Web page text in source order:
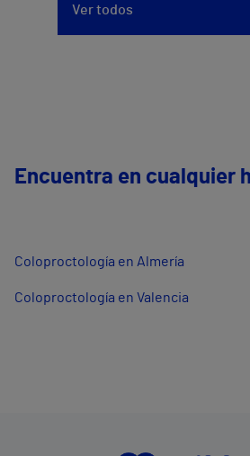
Ver todos
Encuentra en cualquier
Coloproctología en Almería
Coloproctología en Valencia